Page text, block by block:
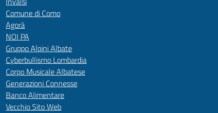
Comune di Como
Agorà
NOI PA
Gruppo Alpini Albate
Cyberbullismo Lombardia
Corpo Musicale Albatese
Generazioni Connesse
Banco Alimentare
Vecchio Sito Web